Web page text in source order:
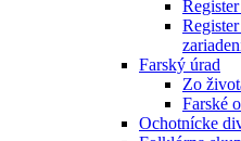
Farský úrad
Zo
Farské
Ochotnícke